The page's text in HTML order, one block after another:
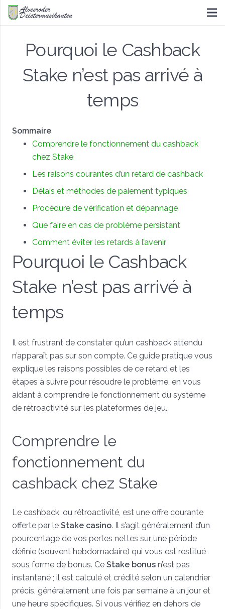
Pourquoi le Cashback
Stake n’est pas arrivé à
temps
Sommaire
Comprendre le fonctionnement du cashback
chez Stake
Les raisons courantes d’un retard de cashback
Délais et méthodes de paiement typiques
Procédure de vérification et dépannage
Que faire en cas de problème persistant
Comment éviter les retards à l’avenir
Pourquoi le Cashback
Stake n’est pas arrivé à
temps
Il est frustrant de constater qu’un cashback attendu
n’apparaît pas sur son compte. Ce guide pratique vous
explique les raisons possibles de ce retard et les
étapes à suivre pour résoudre le problème, en vous
aidant à comprendre le fonctionnement du système
de rétroactivité sur les plateformes de jeu.
Comprendre le
fonctionnement du
cashback chez Stake
Le cashback, ou rétroactivité, est une offre courante
offerte par le Stake casino. Il s’agit généralement d’un
pourcentage de vos pertes nettes sur une période
définie (souvent hebdomadaire) qui vous est restitué
sous forme de bonus. Ce Stake bonus n’est pas
instantané ; il est calculé et crédité selon un calendrier
précis, généralement une fois par semaine à un jour et
une heure spécifiques. Si vous vérifiez en dehors de